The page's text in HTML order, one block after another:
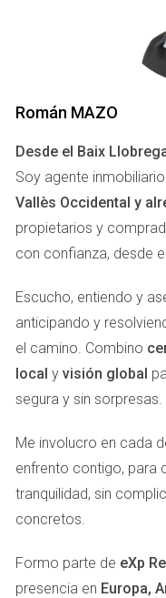
desapercibida, incluso
crucial prestar
CASO
Imagina una hermosa
ofrecen vistas
Esto le ocurrió a
Sus primeros
esperado. Después
sombrías que parecían
tiempo en aprender
tomar fotos durante
más suave y cálida.
iluminar áreas oscuras
resultado, sus
fotográfico y ayudó a
rápidamente.
Román MAZO
Desde el Baix
Soy agente
Vallès Occidental y
propietarios y
con confianza, desde
Escucho, entiendo y
anticipando y
el camino. Combino
local y visión global
segura y sin sorpresas.
Me involucro en cada
enfrento contigo, para
tranquilidad, sin
concretos.
Formo parte de eXp
presencia en Europa,